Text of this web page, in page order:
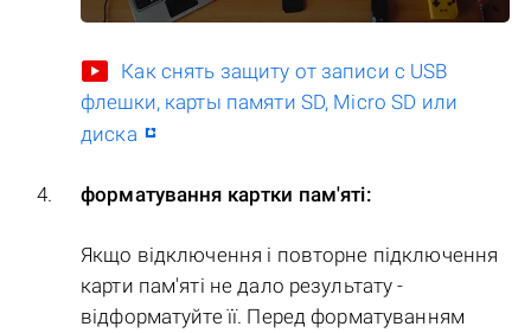
Как снять защиту от записи с USB
флешки, карты памяти SD, Micro SD или
диска
форматування картки пам'яті:
Якщо відключення і повторне підключення
карти пам'яті не дало результату -
відформатуйте її. Перед форматуванням